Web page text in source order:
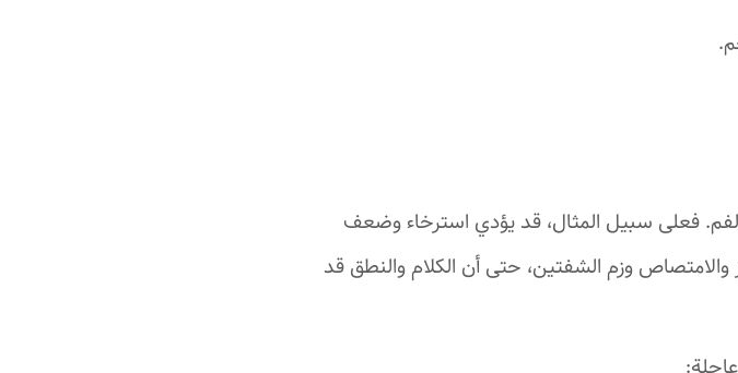
فعلى سبيل المثال، قد يؤدي استرخاء وضعف
وزم الشفتين، حتى أن الكلام والنطق قد